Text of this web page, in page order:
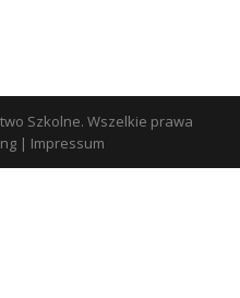
Szkolne. Wszelkie prawa
| Impressum